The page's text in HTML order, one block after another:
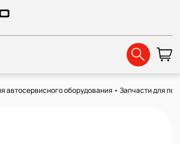
автосервисного оборудования •Запчасти для